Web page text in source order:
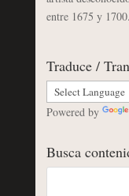
entre 1675 y
Traduce /
Powered by
Busca